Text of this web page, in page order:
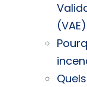
(VAE)